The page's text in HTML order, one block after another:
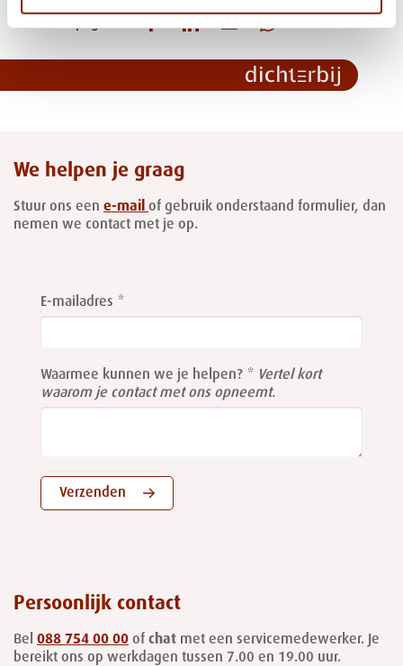
We helpen je graag
Stuur ons een e-mail of gebruik onderstaand formulier, dan
nemen we contact met je op.
this
field
E-mailadres
Waarmee kunnen we je helpen?
Vertel kort
waarom je contact met ons opneemt.
Verzenden
Persoonlijk contact
Bel 088 754 00 00 of chat met een servicemedewerker. Je
bereikt ons op werkdagen tussen 7.00 en 19.00 uur.